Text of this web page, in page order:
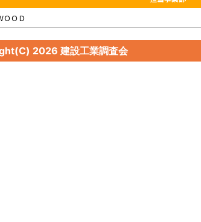
ＯＯＤ
2026 建設工業調査会